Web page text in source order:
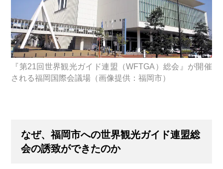
『第21回世界観光ガイド連盟（WFTGA）総会』が開催
される福岡国際会議場（画像提供：福岡市）
なぜ、福岡市への世界観光ガイド連盟総
会の誘致ができたのか